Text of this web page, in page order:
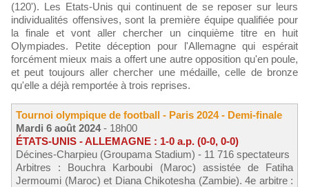
(120'). Les Etats-Unis qui continuent de se reposer sur leurs
individualités offensives, sont la première équipe qualifiée pour
la finale et vont aller chercher un cinquième titre en huit
Olympiades. Petite déception pour l'Allemagne qui espérait
forcément mieux mais a offert une autre opposition qu'en poule,
et peut toujours aller chercher une médaille, celle de bronze
qu'elle a déjà remportée à trois reprises.
Tournoi olympique de football - Paris 2024 - Demi-finale
Mardi 6 août 2024- 18h00
ÉTATS-UNIS - ALLEMAGNE : 1-0 a.p. (0-0, 0-0)
Décines-Charpieu (Groupama Stadium) - 11 716 spectateurs
Arbitres : Bouchra Karboubi (Maroc) assistée de Fatiha
Jermoumi (Maroc) et Diana Chikotesha (Zambie). 4e arbitre :